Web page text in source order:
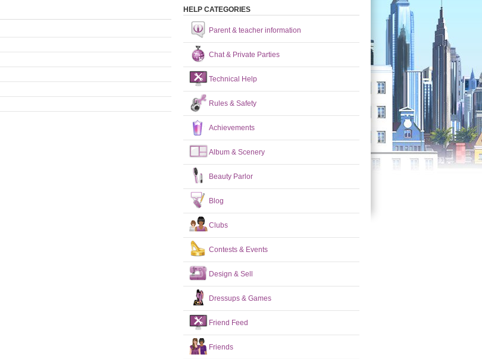
HELP CATEGORIES
Parent & teacher information
Chat & Private Parties
Technical Help
Rules & Safety
Achievements
Album & Scenery
Beauty Parlor
Blog
Clubs
Contests & Events
Design & Sell
Dressups & Games
Friend Feed
Friends